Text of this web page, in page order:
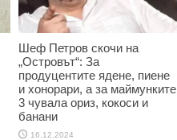
Шеф Петров скочи на
„Островът“: За
продуцентите ядене, пиене
и хонорари, а за маймунките
3 чувала ориз, кокоси и
банани
16.12.2024